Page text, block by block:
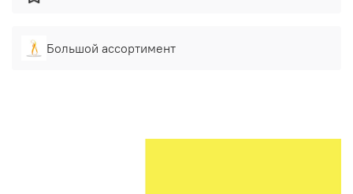
Большой ассортимент